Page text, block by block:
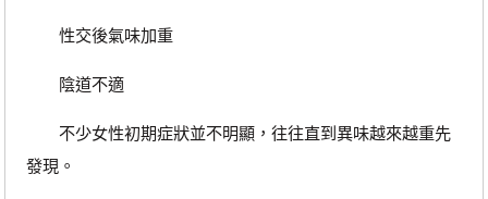
性交後氣味加重
陰道不適
不少女性初期症狀並不明顯，往往直到異味越來越重先
發現。